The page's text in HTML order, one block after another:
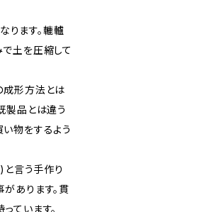
ります。轆轤
土を圧縮して
形方法とは
製品とは違う
物をするよう
と言う手作り
あります。貫
ています。